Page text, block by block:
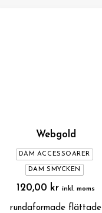
Webgold
DAM ACCESSOARER
DAM SMYCKEN
120,00 kr inkl. moms
rundaformade flättade